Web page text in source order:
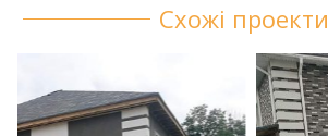
Схожі проекти